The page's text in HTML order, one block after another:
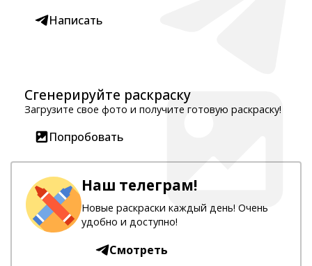
Написать
Сгенерируйте раскраску
Загрузите свое фото и получите готовую раскраску!
Попробовать
Наш телеграм!
Новые раскраски каждый день! Очень
удобно и доступно!
Смотреть